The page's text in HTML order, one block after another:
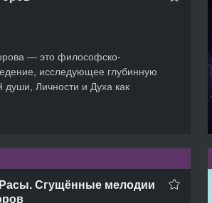
— это философско-
исследующее глубинную
души, Личности и Духа как
Сгущённые мелодии